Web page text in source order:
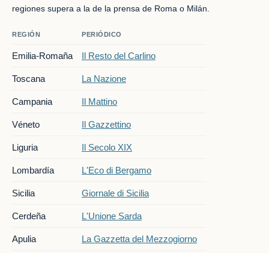
regiones supera a la de la prensa de Roma o Milán.
REGIÓN PERIÓDICO
Emilia-Romaña Il Resto del Carlino
Toscana La Nazione
Campania Il Mattino
Véneto Il Gazzettino
Liguria Il Secolo XIX
Lombardía L'Eco di Bergamo
Sicilia Giornale di Sicilia
Cerdeña L'Unione Sarda
Apulia La Gazzetta del Mezzogiorno